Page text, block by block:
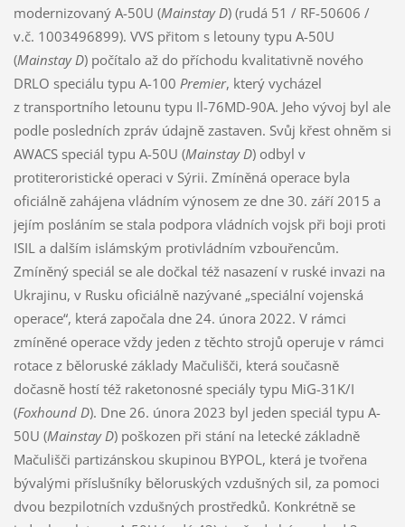
modernizovaný A-50U (Mainstay D) (rudá 51 / RF-50606 /
v.č. 1003496899). VVS přitom s letouny typu A-50U
(Mainstay D) počítalo až do příchodu kvalitativně nového
DRLO speciálu typu A-100 Premier, který vycházel
z transportního letounu typu Il-76MD-90A. Jeho vývoj byl ale
podle posledních zpráv údajně zastaven. Svůj křest ohněm si
AWACS speciál typu A-50U (Mainstay D) odbyl v
protiteroristické operaci v Sýrii. Zmíněná operace byla
oficiálně zahájena vládním výnosem ze dne 30. září 2015 a
jejím posláním se stala podpora vládních vojsk při boji proti
ISIL a dalším islámským protivládním vzbouřencům.
Zmíněný speciál se ale dočkal též nasazení v ruské invazi na
Ukrajinu, v Rusku oficiálně nazývané „speciální vojenská
operace“, která započala dne 24. února 2022. V rámci
zmíněné operace vždy jeden z těchto strojů operuje v rámci
rotace z běloruské základy Mačulišči, která současně
dočasně hostí též raketonosné speciály typu MiG-31K/I
(Foxhound D). Dne 26. února 2023 byl jeden speciál typu A-
50U (Mainstay D) poškozen při stání na letecké základně
Mačulišči partizánskou skupinou BYPOL, která je tvořena
bývalými příslušníky běloruských vzdušných sil, za pomoci
dvou bezpilotních vzdušných prostředků. Konkrétně se